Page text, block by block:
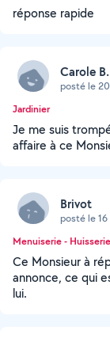
réponse rapide
Carole B.
posté le
Jardinier
Je me suis
affaire à ce
Brivot
posté le
Menuiserie -
Ce Monsieur à
annonce, ce qui
lui.